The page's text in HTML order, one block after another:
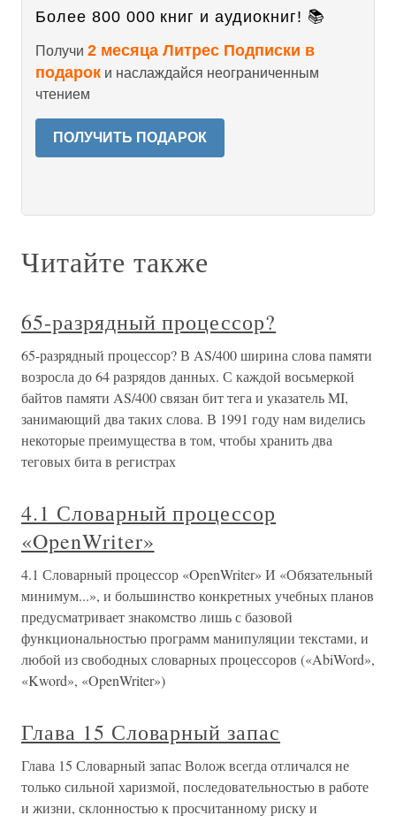
Более 800 000 книг и аудиокниг! 📚
Получи 2 месяца Литрес Подписки в
подарок и наслаждайся неограниченным
чтением
ПОЛУЧИТЬ ПОДАРОК
Читайте также
65-разрядный процессор?
65-разрядный процессор? В AS/400 ширина слова памяти
возросла до 64 разрядов данных. С каждой восьмеркой
байтов памяти AS/400 связан бит тега и указатель MI,
занимающий два таких слова. В 1991 году нам виделись
некоторые преимущества в том, чтобы хранить два
теговых бита в регистрах
4.1 Словарный процессор
«OpenWriter»
4.1 Словарный процессор «OpenWriter» И «Обязательный
минимум...», и большинство конкретных учебных планов
предусматривает знакомство лишь с базовой
функциональностью программ манипуляции текстами, и
любой из свободных словарных процессоров («AbiWord»,
«Kword», «OpenWriter»)
Глава 15 Словарный запас
Глава 15 Словарный запас Волож всегда отличался не
только сильной харизмой, последовательностью в работе
и жизни, склонностью к просчитанному риску и